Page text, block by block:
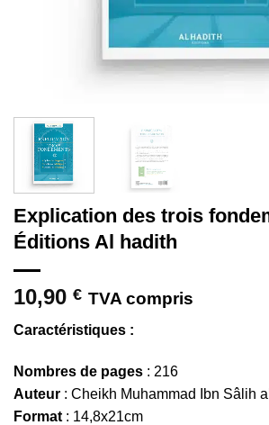
Explication des trois
Éditions Al hadith
10,90 € TVA compris
Caractéristiques :
Nombres de pages : 216
Auteur : Cheikh Muhammad Ibn Sâlih
Format : 14,8x21cm